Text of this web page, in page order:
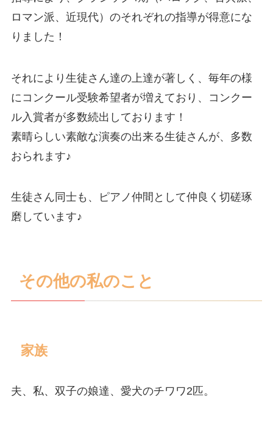
ロマン派、近現代）のそれぞれの指導が得意にな
りました！
それにより生徒さん達の上達が著しく、毎年の様
にコンクール受験希望者が増えており、コンクー
ル入賞者が多数続出しております！
素晴らしい素敵な演奏の出来る生徒さんが、多数
おられます♪
生徒さん同士も、ピアノ仲間として仲良く切磋琢
磨しています♪
その他の私のこと
家族
夫、私、双子の娘達、愛犬のチワワ2匹。